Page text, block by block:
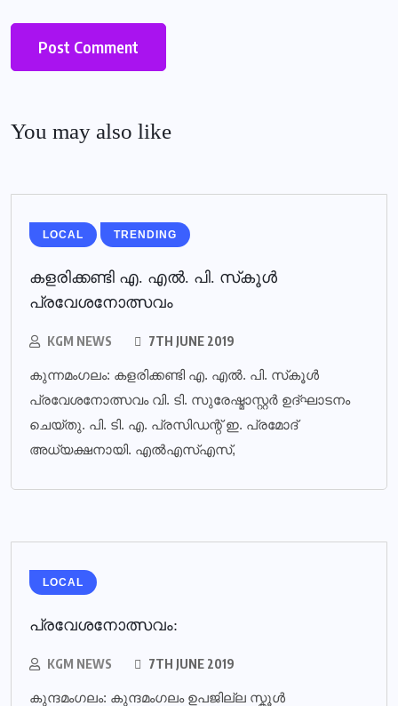
You may also like
LOCAL TRENDING
കളരിക്കണ്ടി എ. എല്‍. പി. സ്‌കൂള്‍
പ്രവേശനോത്സവം
KGM NEWS 7TH JUNE 2019
കുന്നമംഗലം: കളരിക്കണ്ടി എ. എല്‍. പി. സ്‌കൂള്‍
പ്രവേശനോത്സവം വി. ടി. സുരേഷ്മാസ്റ്റര്‍ ഉദ്ഘാടനം
ചെയ്തു. പി. ടി. എ. പ്രസിഡന്റ് ഇ. പ്രമോദ്
അധ്യക്ഷനായി. എല്‍എസ്എസ്,
LOCAL
പ്രവേശനോത്സവം:
KGM NEWS 7TH JUNE 2019
കുന്ദമംഗലം: കുന്ദമംഗലം ഉപജില്ല സ്കൂൾ